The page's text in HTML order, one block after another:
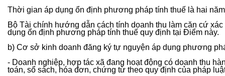
Thời gian áp dụng ổn định phương pháp tính thuế là hai
Bộ Tài chính hướng dẫn cách tính doanh thu làm căn cứ
dụng ổn định phương pháp tính thuế quy định tại Điểm này.
b) Cơ sở kinh doanh đăng ký tự nguyện áp dụng phương
- Doanh nghiệp, hợp tác xã đang hoạt động có doanh thu
toán, sổ sách, hóa đơn, chứng từ theo quy định của pháp